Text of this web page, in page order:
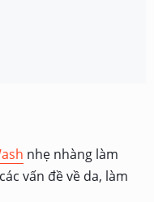
nhẹ nhàng làm
vấn đề về da, làm